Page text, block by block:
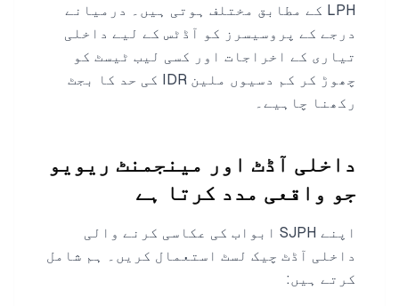
LPH کے مطابق مختلف ہوتی ہیں۔ درمیانے
درجے کے پروسیسرز کو آڈٹس کے لیے داخلی
تیاری کے اخراجات اور کسی لیب ٹیسٹ کو
چھوڑ کر کم دسیوں ملین IDR کی حد کا بجٹ
رکھنا چاہیے۔
داخلی آڈٹ اور مینجمنٹ ریویو
جو واقعی مدد کرتا ہے
اپنے SJPH ابواب کی عکاسی کرنے والی
داخلی آڈٹ چیک لسٹ استعمال کریں۔ ہم شامل
کرتے ہیں: